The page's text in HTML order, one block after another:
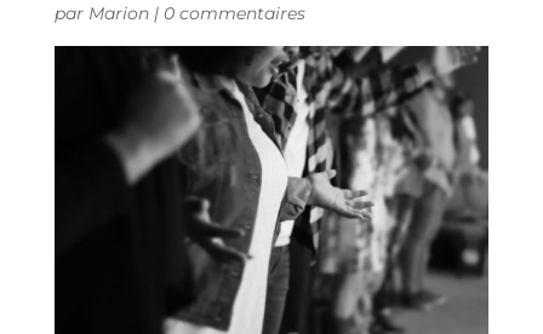
par Marion| 0 commentaires